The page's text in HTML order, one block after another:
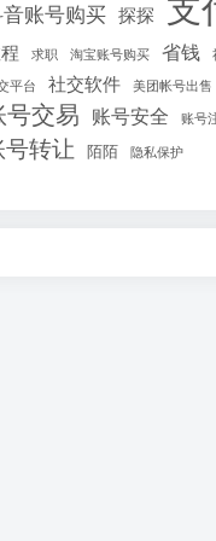
账号购买 探探 支
求职 淘宝账号购买 省钱
平台 社交软件 美团帐号出售
号交易 账号安全 账号
号转让 陌陌 隐私保护